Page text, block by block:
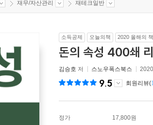
재무/자산관리 재테크일반
소득공제 오늘의책 2020 올해의 책
돈의 속성 400쇄
김승호 저 스노우폭스북스
9.5 회원리뷰(
정가 17,800원